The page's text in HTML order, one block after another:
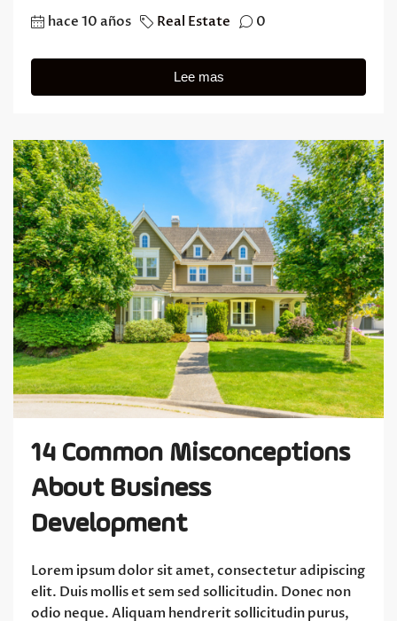
hace 10 años Real Estate 0
Lee mas
14 Common Misconceptions
About Business
Development
Lorem ipsum dolor sit amet, consectetur adipiscing
elit. Duis mollis et sem sed sollicitudin. Donec non
odio neque. Aliquam hendrerit sollicitudin purus,